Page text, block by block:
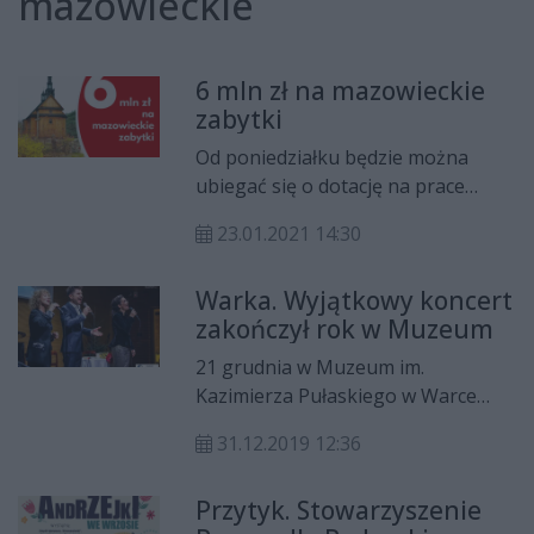
6 mln zł na mazowieckie
zabytki
Od poniedziałku będzie można
ubiegać się o dotację na prace
lub roboty budowlane przy
ratowanie dziedzictwa kulturowego
Mazowsza przeznaczymy 6 mln zł –
podkreśla marszałek Adam Struzik.
Nabór wniosków potrwa do 22
23.01.2021 14:30
Warka. Wyjątkowy koncert
zakończył rok w Muzeum
21 grudnia w Muzeum im.
Kazimierza Pułaskiego w Warce
którym zakończono muzealny i
kultury współprowadzonej przez
31.12.2019 12:36
Przytyk. Stowarzyszenie